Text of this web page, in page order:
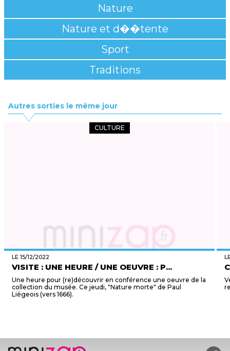
Nature
Nature et d��tente
Sport
Traditions
Autres sorties le même jour
CULTURE
LE 15/12/2022
VISITE : UNE HEURE / UNE OEUVRE : P...
Une heure pour (re)découvrir en conférence une oeuvre de la
collection du musée. Ce jeudi, "Nature morte" de Paul
Liégeois (vers 1666).